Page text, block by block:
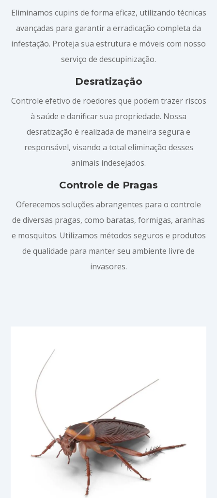
Eliminamos cupins de forma eficaz, utilizando técnicas
avançadas para garantir a erradicação completa da
infestação. Proteja sua estrutura e móveis com nosso
serviço de descupinização.
Desratização
Controle efetivo de roedores que podem trazer riscos
à saúde e danificar sua propriedade. Nossa
desratização é realizada de maneira segura e
responsável, visando a total eliminação desses
animais indesejados.
Controle de Pragas
Oferecemos soluções abrangentes para o controle
de diversas pragas, como baratas, formigas, aranhas
e mosquitos. Utilizamos métodos seguros e produtos
de qualidade para manter seu ambiente livre de
invasores.